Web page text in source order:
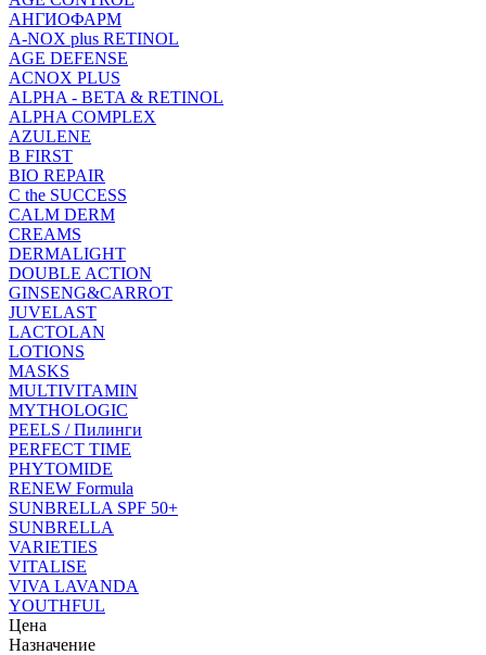
АНГИОФАРМ
A-NOX plus RETINOL
AGE DEFENSE
ACNOX PLUS
ALPHA - BETA & RETINOL
ALPHA COMPLEX
AZULENE
B FIRST
BIO REPAIR
C the SUCCESS
CALM DERM
CREAMS
DERMALIGHT
DOUBLE ACTION
GINSENG&CARROT
JUVELAST
LACTOLAN
LOTIONS
MASKS
MULTIVITAMIN
MYTHOLOGIC
PEELS / Пилинги
PERFECT TIME
PHYTOMIDE
RENEW Formula
SUNBRELLA SPF 50+
SUNBRELLA
VARIETIES
VITALISE
VIVA LAVANDA
YOUTHFUL
Цена
Назначение